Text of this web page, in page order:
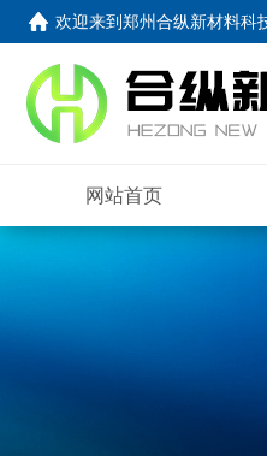
欢迎来到郑州合纵新材料科
网站首页